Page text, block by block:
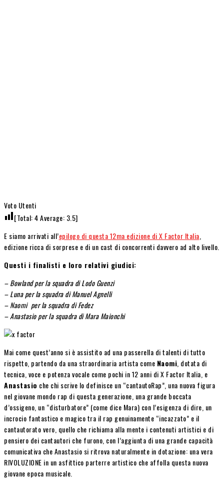
Voto Utenti
[Total:4Average: 3.5]
E siamo arrivati all’epilogo di questa 12ma edizione di X Factor Italia
edizione ricca di sorprese e di un cast di concorrenti davvero ad alto livello.
Questi i finalisti e loro relativi giudici:
– Bowland per la squadra di Lodo Guenzi
– Luna per la squadra di Manuel Agnelli
– Naomi per la squadra di Fedez
– Anastasio per la squadra di Mara Maionchi
Mai come quest’anno si è assistito ad una passerella di talenti di tutto
rispetto, partendo da una straordinaria artista come Naomi , dotata di
tecnica, voce e potenza vocale come pochi in 12 anni di X Factor Italia, e
Anastasio che chi scrive lo definisce un “cantautoRap”, una nuova figura
nel giovane mondo rap di questa generazione, una grande boccata
d’ossigeno, un “disturbatore” (come dice Mara) con l’esigenza di dire, un
incrocio fantastico e magico tra il rap genuinamente “incazzato” e il
cantautorato vero, quello che richiama alla mente i contenuti artistici e di
pensiero dei cantautori che furono, con l’aggiunta di una grande capacità
comunicativa che Anastasio si ritrova naturalmente in dotazione: una vera
RIVOLUZIONE in un asfittico parterre artistico che affolla questa nuova
giovane epoca musicale.